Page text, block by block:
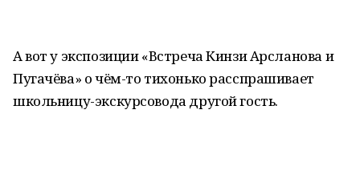
А вот у экспозиции «Встреча Кинзи Арсланова и
Пугачёва» о чём-то тихонько расспрашивает
школьницу-экскурсовода другой гость.